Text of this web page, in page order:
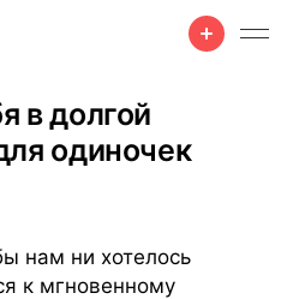
в долгой
одиночек
нам ни хотелось
к мгновенному